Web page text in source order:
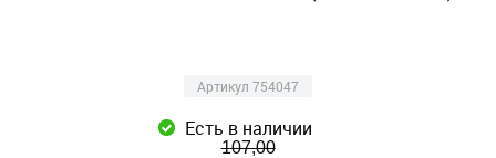
Артикул 754047
Есть в наличии
107,00